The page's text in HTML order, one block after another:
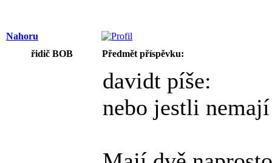
Nahoru
řidič BOB
Předmět příspěvku:
davidt píše:
nebo jestli